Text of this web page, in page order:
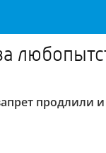
продлили и